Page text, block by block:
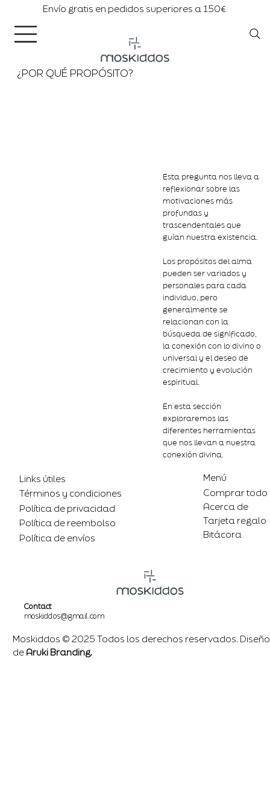
Envío gratis en pedidos superiores a 150€
¿POR QUÉ PROPÓSITO?
Esta pregunta nos lleva a
reflexionar sobre las
motivaciones más
profundas y
trascendentales que
guían nuestra existencia.
Los propósitos del alma
pueden ser variados y
personales para cada
individuo, pero
generalmente se
relacionan con la
búsqueda de significado,
la conexión con lo divino o
universal y el deseo de
crecimiento y evolución
espiritual.
En esta sección
exploraremos las
diferentes herramientas
que nos llevan a nuestra
conexión divina.
Links útiles
Términos y condiciones
Política de privacidad
Política de reembolso
Política de envíos
Menú
Comprar todo
Acerca de
Tarjeta regalo
Bitácora
Contact
moskiddos@gmail.com
Moskiddos © 2025 Todos los derechos reservados. Diseño
de Aruki Branding.